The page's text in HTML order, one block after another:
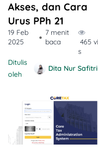
Akses, dan Cara
Urus PPh 21
19 Feb
2025
7 menit
baca
465
s
Ditulis
oleh
Dita Nur Safitri